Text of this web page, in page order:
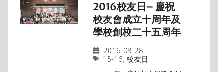
2016校友日– 慶祝
校友會成立十周年及
學校創校二十五周年
2016-08-28
15-16, 校友日